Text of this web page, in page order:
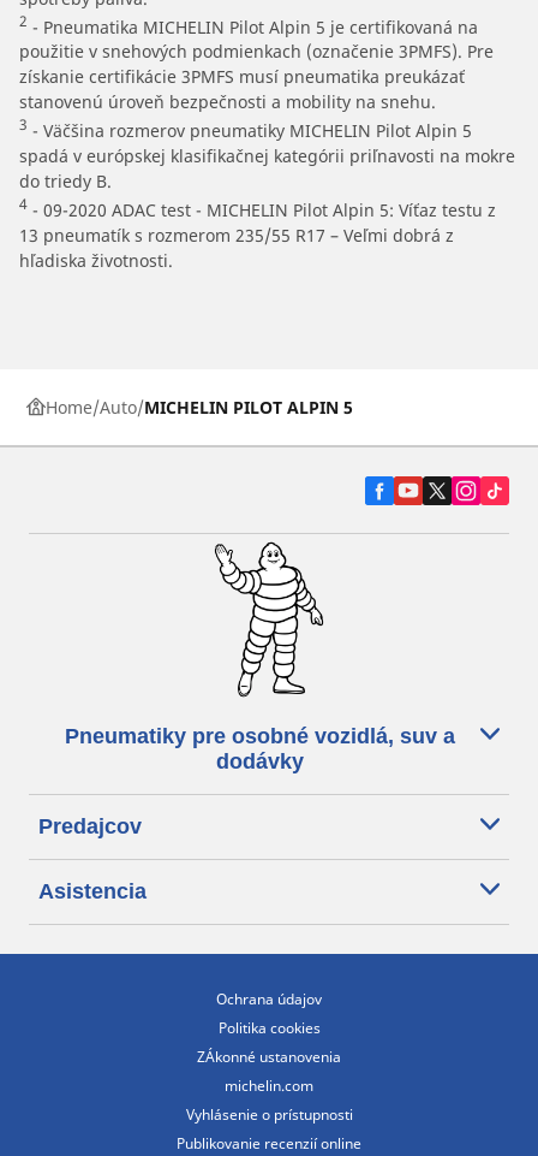
2 - Pneumatika MICHELIN Pilot Alpin 5 je certifikovaná na
použitie v snehových podmienkach (označenie 3PMFS). Pre
získanie certifikácie 3PMFS musí pneumatika preukázať
stanovenú úroveň bezpečnosti a mobility na snehu.
3 - Väčšina rozmerov pneumatiky MICHELIN Pilot Alpin 5
spadá v európskej klasifikačnej kategórii priľnavosti na mokre
do triedy B.
4 - 09-2020 ADAC test - MICHELIN Pilot Alpin 5: Víťaz testu z
13 pneumatík s rozmerom 235/55 R17 – Veľmi dobrá z
hľadiska životnosti.
Home Auto MICHELIN PILOT ALPIN 5
Pneumatiky pre osobné vozidlá, suv a
dodávky
Predajcov
Asistencia
Ochrana údajov
Politika cookies
ZÁkonné ustanovenia
michelin.com
Vyhlásenie o prístupnosti
Publikovanie recenzií online